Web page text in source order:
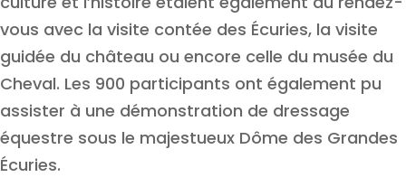
vous avec la visite contée des Écuries, la visite
guidée du château ou encore celle du musée du
Cheval. Les 900 participants ont également pu
assister à une démonstration de dressage
équestre sous le majestueux Dôme des Grandes
Écuries.